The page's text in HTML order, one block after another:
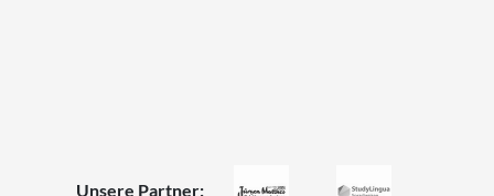
Unsere Partner: